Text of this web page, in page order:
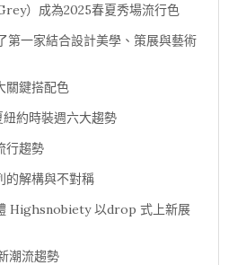
）成為2025春夏秀場流行色
第一家結合設計美學、策展與藝術
關鍵搭配色
約時裝週六大趨勢
行趨勢
的解構與不對稱
Highsnobiety 以drop 式上新展
潮流趨勢